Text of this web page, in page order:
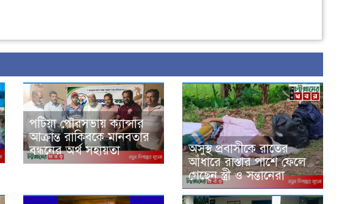
পটিয়া পৌরসভায় ক্যান্সার
আক্রান্ত রাকিবকে মানবতার
বন্ধনের অর্থ সহায়তা
অসুস্থ প্রবাসীকে রাতের
আঁধারে রাস্তার পাশে ফেলে
গেছেন স্ত্রী ও সন্তানেরা